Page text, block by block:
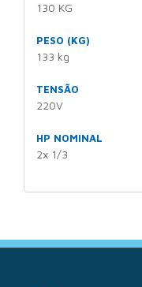
130 KG
PESO (KG)
133 kg
TENSÃO
220V
HP NOMINAL
2x 1/3